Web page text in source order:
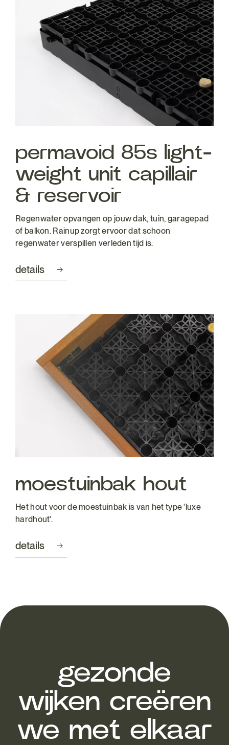
permavoid 85s light-
weight unit capillair
& reservoir
Regenwater opvangen op jouw dak, tuin, garagepad
of balkon. Rainup zorgt ervoor dat schoon
regenwater verspillen verleden tijd is.
details
moestuinbak hout
Het hout voor de moestuinbak is van het type 'luxe
hardhout'.
details
gezonde
wijken creëren
we met elkaar